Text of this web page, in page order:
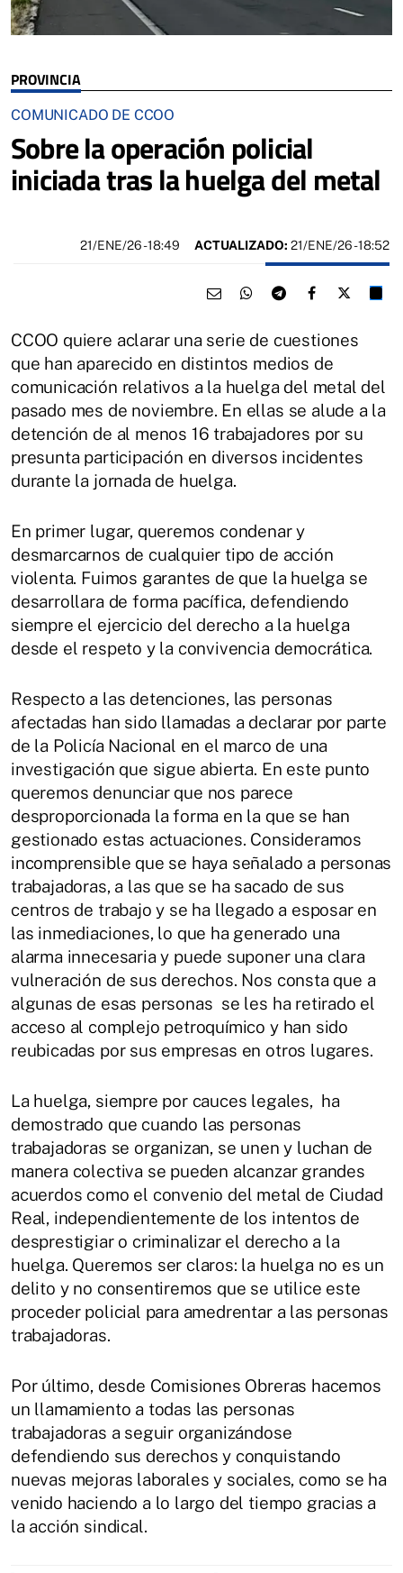
PROVINCIA
COMUNICADO DE CCOO
Sobre la operación policial
iniciada tras la huelga del metal
21/ENE/26- 18:49 ACTUALIZADO: 21/ENE/26 - 18:52
CCOO quiere aclarar una serie de cuestiones
que han aparecido en distintos medios de
comunicación relativos a la huelga del metal del
pasado mes de noviembre. En ellas se alude a la
detención de al menos 16 trabajadores por su
presunta participación en diversos incidentes
durante la jornada de huelga.
En primer lugar, queremos condenar y
desmarcarnos de cualquier tipo de acción
violenta. Fuimos garantes de que la huelga se
desarrollara de forma pacífica, defendiendo
siempre el ejercicio del derecho a la huelga
desde el respeto y la convivencia democrática.
Respecto a las detenciones, las personas
afectadas han sido llamadas a declarar por parte
de la Policía Nacional en el marco de una
investigación que sigue abierta. En este punto
queremos denunciar que nos parece
desproporcionada la forma en la que se han
gestionado estas actuaciones. Consideramos
incomprensible que se haya señalado a personas
trabajadoras, a las que se ha sacado de sus
centros de trabajo y se ha llegado a esposar en
las inmediaciones, lo que ha generado una
alarma innecesaria y puede suponer una clara
vulneración de sus derechos. Nos consta que a
algunas de esas personas se les ha retirado el
acceso al complejo petroquímico y han sido
reubicadas por sus empresas en otros lugares.
La huelga, siempre por cauces legales, ha
demostrado que cuando las personas
trabajadoras se organizan, se unen y luchan de
manera colectiva se pueden alcanzar grandes
acuerdos como el convenio del metal de Ciudad
Real, independientemente de los intentos de
desprestigiar o criminalizar el derecho a la
huelga. Queremos ser claros: la huelga no es un
delito y no consentiremos que se utilice este
proceder policial para amedrentar a las personas
trabajadoras.
Por último, desde Comisiones Obreras hacemos
un llamamiento a todas las personas
trabajadoras a seguir organizándose
defendiendo sus derechos y conquistando
nuevas mejoras laborales y sociales, como se ha
venido haciendo a lo largo del tiempo gracias a
la acción sindical.